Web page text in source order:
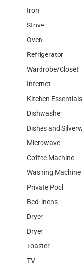
Iron
Stove
Oven
Refrigerator
Wardrobe/Closet
Internet
Kitchen Essentials
Dishwasher
Dishes and
Microwave
Coffee Machine
Washing Machine
Private Pool
Bed linens
Dryer
Dryer
Toaster
TV